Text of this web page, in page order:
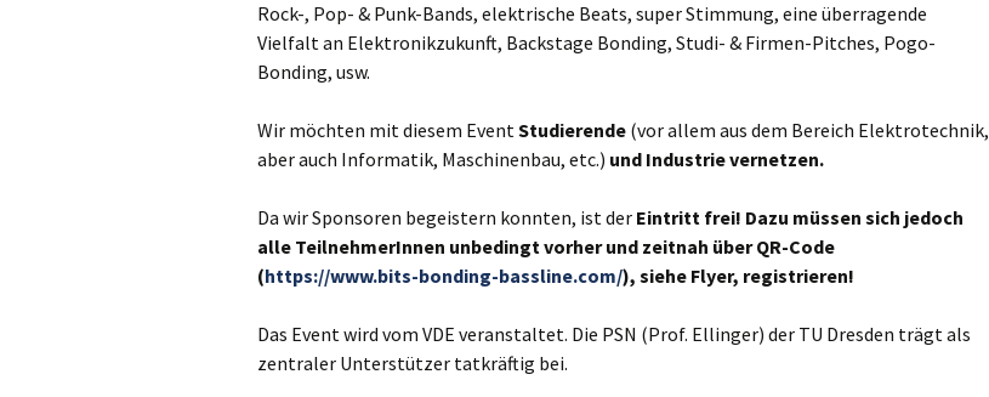
Rock-, Pop- & Punk-Bands, elektrische Beats, super Stimmung, eine überragende
Vielfalt an Elektronikzukunft, Backstage Bonding, Studi- & Firmen-Pitches, Pogo-
Bonding, usw.
Wir möchten mit diesem EventStudierende (vor allem aus dem Bereich Elektrotechnik,
aber auch Informatik, Maschinenbau, etc.) und Industrie vernetzen.
Da wir Sponsoren begeistern konnten, ist der Eintritt frei! Dazu müssen sich jedoch
alle TeilnehmerInnen unbedingt vorher und zeitnah über QR-Code
(https://www.bits-bonding-bassline.com/), siehe Flyer, registrieren!
Das Event wird vom VDE veranstaltet. Die PSN (Prof. Ellinger) der TU Dresden trägt als
zentraler Unterstützer tatkräftig bei.